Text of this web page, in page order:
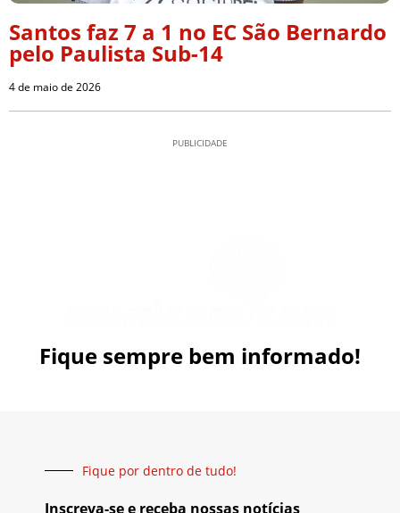
Santos faz 7 a 1 no EC São Bernardo
pelo Paulista Sub-14
4 de maio de 2026
PUBLICIDADE
Fique sempre bem informado!
Fique por dentro de tudo!
Inscreva-se e receba nossas notícias